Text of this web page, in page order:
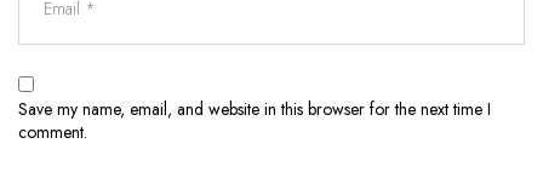
Save my name, email, and website in this browser for the next time I
comment.